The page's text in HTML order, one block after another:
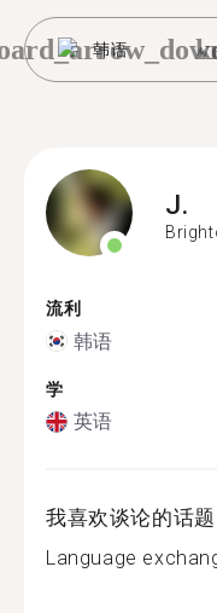
韩语
J.
流利
韩语
学
英语
我喜欢谈论的话题
Language